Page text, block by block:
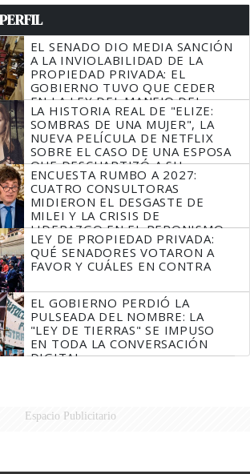
EL SENADO DIO MEDIA SANCIÓN
A LA INVIOLABILIDAD DE LA
PROPIEDAD PRIVADA: EL
GOBIERNO TUVO QUE CEDER
EN LA LEY DEL MANEJO DEL
FUEGO
LA HISTORIA REAL DE "ELIZE:
SOMBRAS DE UNA MUJER", LA
NUEVA PELÍCULA DE NETFLIX
SOBRE EL CASO DE UNA ESPOSA
QUE DESCUARTIZÓ A SU
MARIDO
ENCUESTA RUMBO A 2027:
CUATRO CONSULTORAS
MIDIERON EL DESGASTE DE
MILEI Y LA CRISIS DE
LIDERAZGO EN EL PERONISMO
LEY DE PROPIEDAD PRIVADA:
QUÉ SENADORES VOTARON A
FAVOR Y CUÁLES EN CONTRA
EL GOBIERNO PERDIÓ LA
PULSEADA DEL NOMBRE: LA
"LEY DE TIERRAS" SE IMPUSO
EN TODA LA CONVERSACIÓN
DIGITAL
Espacio Publicitario